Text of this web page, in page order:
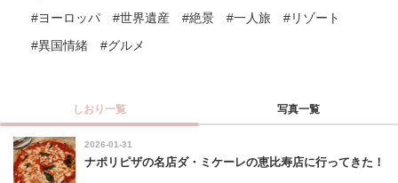
#ヨーロッパ #世界遺産 #絶景 #一人旅
#リゾート
#異国情緒
#グルメ
しおり一覧 写真一覧
2026-01-31
ナポリピザの名店ダ・ミケーレの恵比寿店に行ってきた！